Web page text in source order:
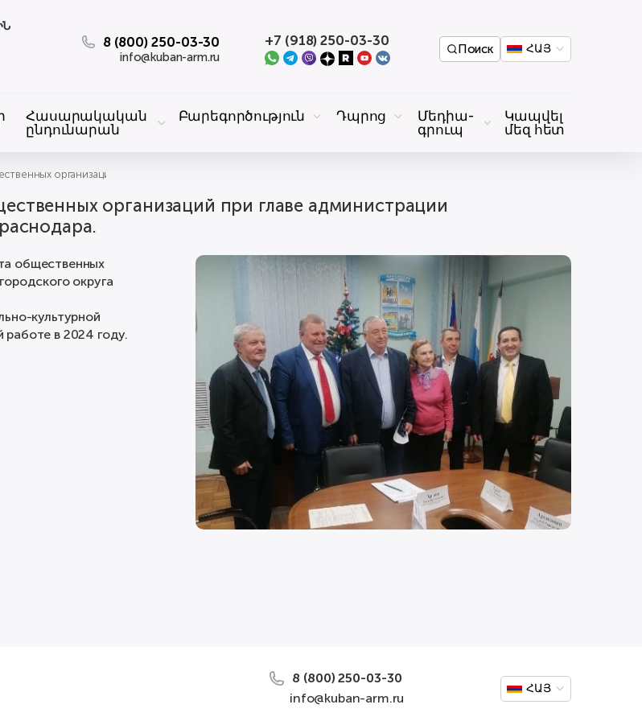
8 (800) 250-03-30
info@kuban-arm.ru
+7 (918) 250-03-30
Поиск ՀԱՅ
Հասարակական
ընդունարան
Բարեգործություն Դպրոց
Մեդիա-
գրուպ
Կապվել
մեզ հետ
организаций при главе администрации Карасунского внутригородского округа Краснодара.
организаций при главе администрации
общественных
округа
культурной
в 2024 году.
8 (800) 250-03-30
info@kuban-arm.ru
ՀԱՅ